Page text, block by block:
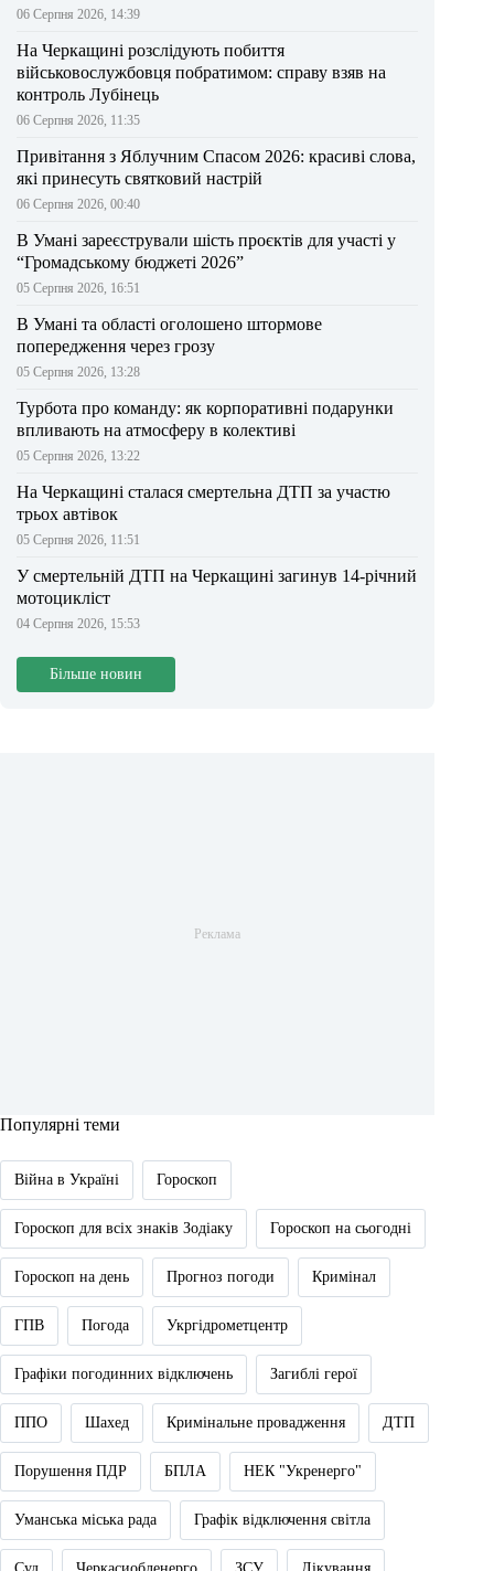
06 Серпня 2026, 14:39
На Черкащині розслідують побиття
військовослужбовця побратимом: справу взяв на
контроль Лубінець
06 Серпня 2026, 11:35
Привітання з Яблучним Спасом 2026: красиві слова,
які принесуть святковий настрій
06 Серпня 2026, 00:40
В Умані зареєстрували шість проєктів для участі у
“Громадському бюджеті 2026”
05 Серпня 2026, 16:51
В Умані та області оголошено штормове
попередження через грозу
05 Серпня 2026, 13:28
Турбота про команду: як корпоративні подарунки
впливають на атмосферу в колективі
05 Серпня 2026, 13:22
На Черкащині сталася смертельна ДТП за участю
трьох автівок
05 Серпня 2026, 11:51
У смертельній ДТП на Черкащині загинув 14-річний
мотоцикліст
04 Серпня 2026, 15:53
Більше новин
Популярні теми
Війна в Україні Гороскоп
Гороскоп для всіх знаків Зодіаку Гороскоп на сьогодні
Гороскоп на день Прогноз погоди Кримінал
ГПВ Погода Укргідрометцентр
Графіки погодинних відключень Загиблі герої
ППО Шахед Кримінальне провадження ДТП
Порушення ПДР БПЛА НЕК "Укренерго"
Уманська міська рада Графік відключення світла